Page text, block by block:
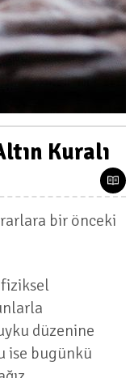
Kuralı
bir önceki
fiziksel
düzenine
ise bugünkü